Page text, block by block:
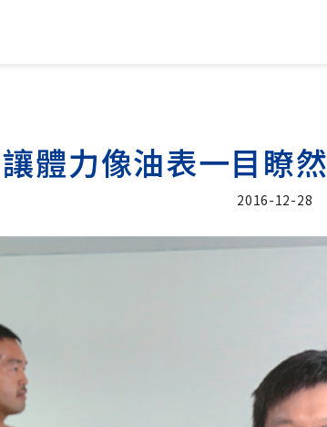
體力像油表一目瞭然
2016-12-28